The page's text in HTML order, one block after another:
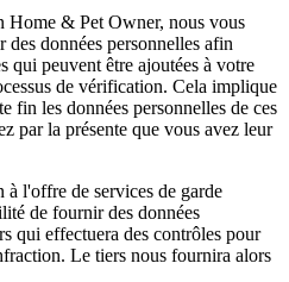
Home & Pet Owner, nous vous
données personnelles afin
qui peuvent être ajoutées à votre
de vérification. Cela implique
fin les données personnelles de ces
par la présente que vous avez leur
à l'offre de services de garde
de fournir des données
qui effectuera des contrôles pour
Le tiers nous fournira alors